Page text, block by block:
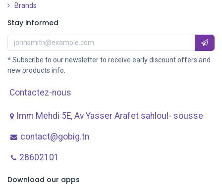
Brands
Stay informed
* Subscribe to our newsletter to receive early discount offers and
new products info.
Contactez-nous
Imm Mehdi 5E, Av ​Yasser Arafet sahloul- sousse
contact@gobig.tn
28602101
Download our apps